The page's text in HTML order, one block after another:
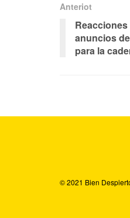
Anteriot
anuncios
para la
© 2021 Bien